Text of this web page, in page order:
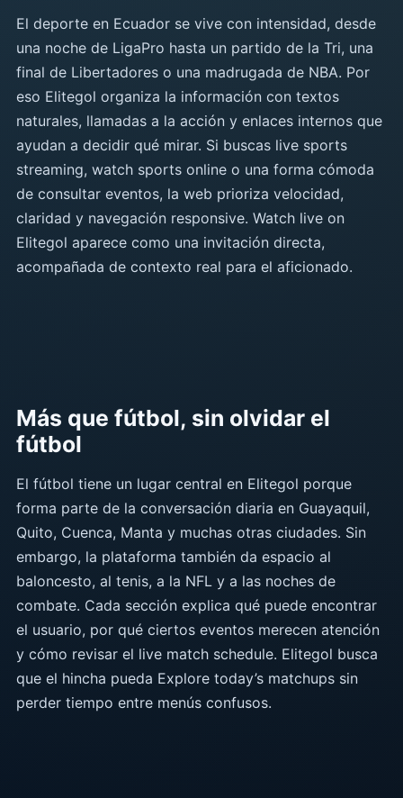
El deporte en Ecuador se vive con intensidad, desde
una noche de LigaPro hasta un partido de la Tri, una
final de Libertadores o una madrugada de NBA. Por
eso Elitegol organiza la información con textos
naturales, llamadas a la acción y enlaces internos que
ayudan a decidir qué mirar. Si buscas live sports
streaming, watch sports online o una forma cómoda
de consultar eventos, la web prioriza velocidad,
claridad y navegación responsive. Watch live on
Elitegol aparece como una invitación directa,
acompañada de contexto real para el aficionado.
Más que fútbol, sin olvidar el
fútbol
El fútbol tiene un lugar central en Elitegol porque
forma parte de la conversación diaria en Guayaquil,
Quito, Cuenca, Manta y muchas otras ciudades. Sin
embargo, la plataforma también da espacio al
baloncesto, al tenis, a la NFL y a las noches de
combate. Cada sección explica qué puede encontrar
el usuario, por qué ciertos eventos merecen atención
y cómo revisar el live match schedule. Elitegol busca
que el hincha pueda Explore today’s matchups sin
perder tiempo entre menús confusos.